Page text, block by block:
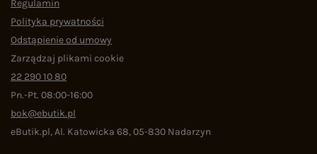
Regulamin
Polityka prywatności
Odstąpienie od umowy
Zarządzaj plikami cookie
22 290 10 80
Pn.-Pt. 08:00-16:00
bok@ebutik.pl
eButik.pl,Al. Katowicka 68,05-830 Nadarzyn